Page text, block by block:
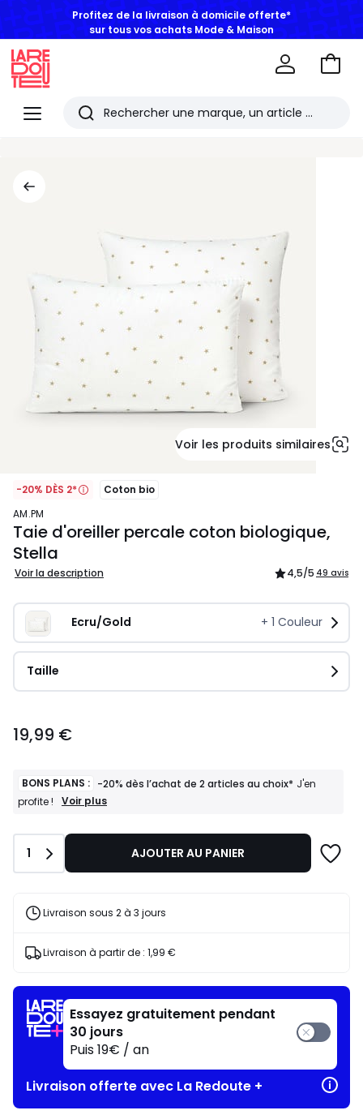
Profitez de la livraison à domicile offerte*
sur tous vos achats Mode & Maison
Menu
Redoute
Rechercher
Aller
Voir les produits similaires
-20% DÈS 2*
Coton bio
AM.PM
Taie d'oreiller percale coton biologique,
Stella
Voir la description 4,5/5 49 avis
Ecru/Gold + 1 Couleur
Taille
€.
19,99 €
BONS PLANS : -20% dès l’achat de 2 articles au choix* J'en
profite !
BONS
-20%
l’achat
articles
J'en
Voir plus
Quantité
1 AJOUTER AU PANIER
Livraison sous 2 à 3 jours
Livraison à partir de : 1,99 €
Essayez gratuitement pendant
30 jours
Puis 19€ / an
Livraison offerte avec La Redoute +